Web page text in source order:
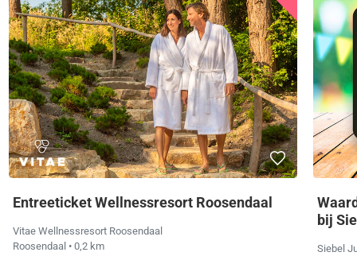
Entreeticket Wellnessresort Roosendaal
Vitae Wellnessresort Roosendaal
Roosendaal • 0,2 km
bij
Siebel